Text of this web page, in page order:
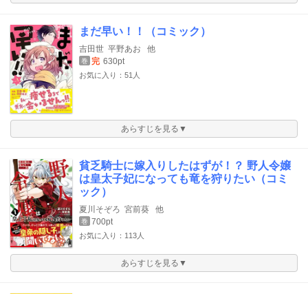
まだ早い！！（コミック）
吉田世 平野あお 他
巻 完 630pt
お気に入り：51人
あらすじを見る▼
貧乏騎士に嫁入りしたはずが！？ 野人令嬢
は皇太子妃になっても竜を狩りたい（コミ
ック）
夏川そぞろ 宮前葵 他
巻 700pt
お気に入り：113人
あらすじを見る▼